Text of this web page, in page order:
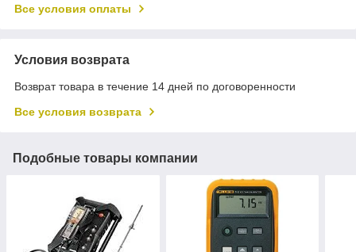
Все условия оплаты
Условия возврата
Возврат товара в течение 14 дней по договоренности
Все условия возврата
Подобные товары компании